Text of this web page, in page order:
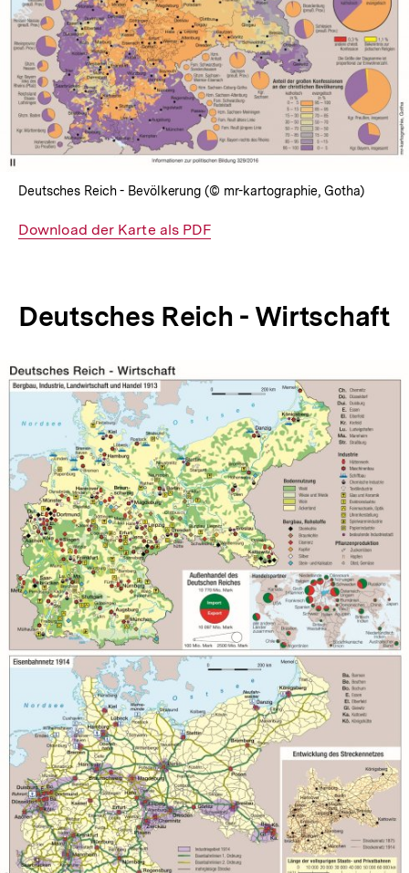
Deutsches Reich - Bevölkerung (© mr-kartographie, Gotha)
Interner
Download der Karte als PDF
Deutsches Reich - Wirtschaft